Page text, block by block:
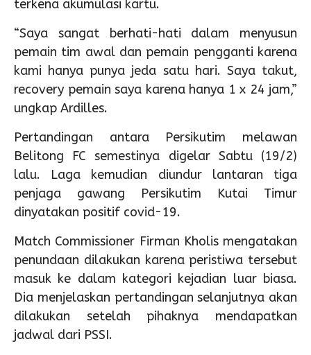
terkena akumulasi kartu.
“Saya sangat berhati-hati dalam menyusun
pemain tim awal dan pemain pengganti karena
kami hanya punya jeda satu hari. Saya takut,
recovery pemain saya karena hanya 1 x 24 jam,”
ungkap Ardilles.
Pertandingan antara Persikutim melawan
Belitong FC semestinya digelar Sabtu (19/2)
lalu. Laga kemudian diundur lantaran tiga
penjaga gawang Persikutim Kutai Timur
dinyatakan positif covid-19.
Match Commissioner Firman Kholis mengatakan
penundaan dilakukan karena peristiwa tersebut
masuk ke dalam kategori kejadian luar biasa.
Dia menjelaskan pertandingan selanjutnya akan
dilakukan setelah pihaknya mendapatkan
jadwal dari PSSI.